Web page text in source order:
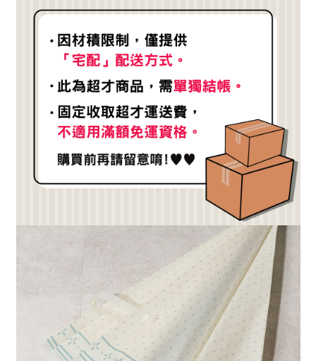
1.本服務係由「台灣大哥大股份有限公司」（以下簡稱本公司）所提供，讓
買賣價金債權讓與本公司後，依約使用本公司帳單繳交帳款。
2.基於同意付款使用「大哥付你分期」之契約關係目的，商店將以您的個人
資料（包含姓名、電話或地址）提供予台灣大哥大進項蒐集、處理及利用，
3.完整用戶服務條款，請詳閱以下連結：https://oppay.tw/userRule
※ 請注意：結帳手續完成當下不需立刻繳費，但若您需要取消訂單，請聯絡
後付繳納相關費用。
※ 交易是否成功請以「AFTEE先享後付 」之結帳頁面顯示為準，若有關於
是否繳費成功／繳費後需取消欲退款等相關疑問，請聯繫「AFTEE先享後付
客戶支援中心」https://netprotections.freshdesk.com/support/home
【注意事項】
１．透過由恩沛科技股份有限公司提供之「AFTEE先享後付」服務完成之交
易，需依本服務之必要範圍內提供個人資料，並將交易相關給付款項請求債
２．關於個人資料處理事宜，請瀏覽以下網址： https://aftee.tw/terms/#terms3
３．未成年的使用者請事先徵得法定代理人或監護人之同意方可使用
「AFTEE先享後付」，若未經同意申辦者引起之損失，本公司不負相關責
４．使用「AFTEE先享後付」時，將依據個別帳號之用戶狀況，依本公司即
時審查核予不同之上限額度；若仍有額度不足之情形，本公司將視審查結果
５．嚴禁一人註冊多個帳號或使用他人資訊註冊。若發現惡意使用之情形，
恩沛科技股份有限公司將有權停止該用戶之使用額度並採取法律行動。